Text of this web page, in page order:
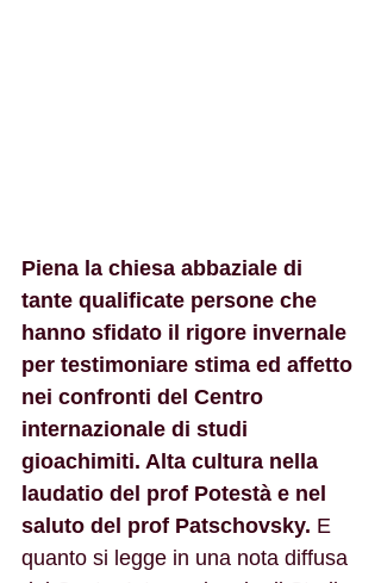
Piena la chiesa abbaziale di
tante qualificate persone che
hanno sfidato il rigore invernale
per testimoniare stima ed affetto
nei confronti del Centro
internazionale di studi
gioachimiti. Alta cultura nella
laudatio del prof Potestà e nel
saluto del prof Patschovsky. E
quanto si legge in una nota diffusa